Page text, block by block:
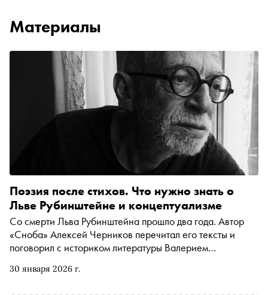
Материалы
30 января 2026 г.
Поэзия после стихов. Что нужно знать о
Льве Рубинштейне и концептуализме
Со смерти Льва Рубинштейна прошло два года. Автор
«Сноба» Алексей Черников перечитал его тексты и
поговорил с историком литературы Валерием
концептуализм от западного, как оценивать качество